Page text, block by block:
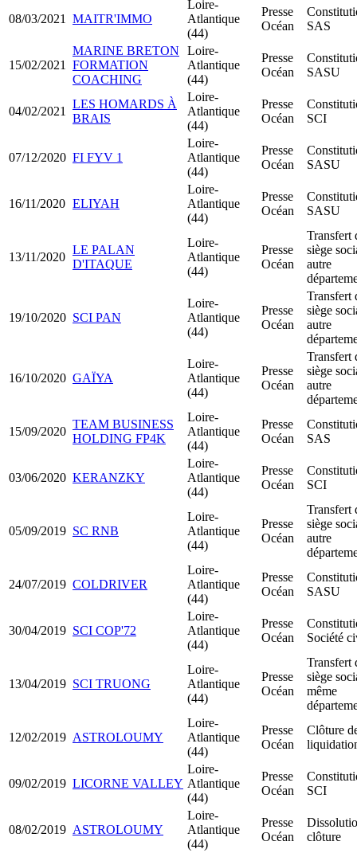
08/03/2021 MAITR'IMMO
Loire-
Atlantique
(44)
Presse
Océan
SAS
15/02/2021
MARINE BRETON
FORMATION
COACHING
Loire-
Atlantique
(44)
Presse
Océan
SASU
04/02/2021
LES HOMARDS À
BRAIS
Loire-
Atlantique
(44)
Presse
Océan
SCI
07/12/2020 FI FYV 1
Loire-
Atlantique
(44)
Presse
Océan
SASU
16/11/2020 ELIYAH
Loire-
Atlantique
(44)
Presse
Océan
SASU
13/11/2020
LE PALAN
D'ITAQUE
Loire-
Atlantique
(44)
Presse
Océan
Transfert
siège
autre
19/10/2020 SCI PAN
Loire-
Atlantique
(44)
Presse
Océan
Transfert
siège
autre
16/10/2020 GAÏYA
Loire-
Atlantique
(44)
Presse
Océan
Transfert
siège
autre
15/09/2020
TEAM BUSINESS
HOLDING FP4K
Loire-
Atlantique
(44)
Presse
Océan
SAS
03/06/2020 KERANZKY
Loire-
Atlantique
(44)
Presse
Océan
SCI
05/09/2019 SC RNB
Loire-
Atlantique
(44)
Presse
Océan
Transfert
siège
autre
24/07/2019 COLDRIVER
Loire-
Atlantique
(44)
Presse
Océan
SASU
30/04/2019 SCI COP'72
Loire-
Atlantique
(44)
Presse
Océan
Société
13/04/2019 SCI TRUONG
Loire-
Atlantique
(44)
Presse
Océan
Transfert
siège
même
12/02/2019 ASTROLOUMY
Loire-
Atlantique
(44)
Presse
Océan
Clôture
09/02/2019 LICORNE VALLEY
Loire-
Atlantique
(44)
Presse
Océan
SCI
08/02/2019 ASTROLOUMY
Loire-
Atlantique
(44)
Presse
Océan
clôture